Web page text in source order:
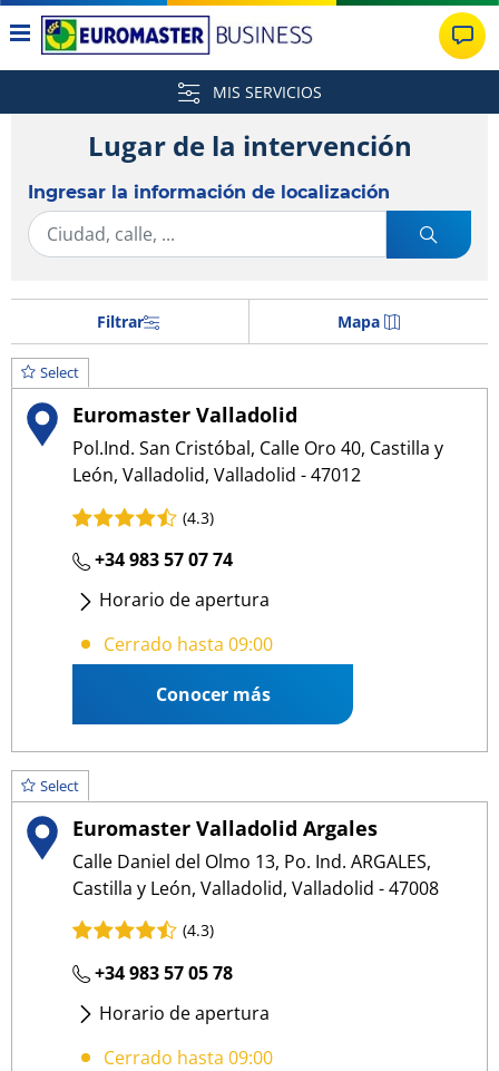
MIS SERVICIOS
Lugar de la intervención
Ingresar la información de localización
Filtrar Mapa
Select
Euromaster Valladolid
Pol.Ind. San Cristóbal, Calle Oro 40, Castilla y
León, Valladolid, Valladolid - 47012
(4.3)
+34 983 57 07 74
Horario de apertura
Lunes- Viernes: 09:00 13:30
Cerrado hasta 09:00
Conocer más
Select
Euromaster Valladolid Argales
Calle Daniel del Olmo 13, Po. Ind. ARGALES,
Castilla y León, Valladolid, Valladolid - 47008
(4.3)
+34 983 57 05 78
Horario de apertura
Lunes- Viernes: 09:00 13:30
Cerrado hasta 09:00